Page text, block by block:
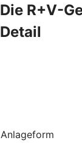
Die R+V-
Detail
Anlageform